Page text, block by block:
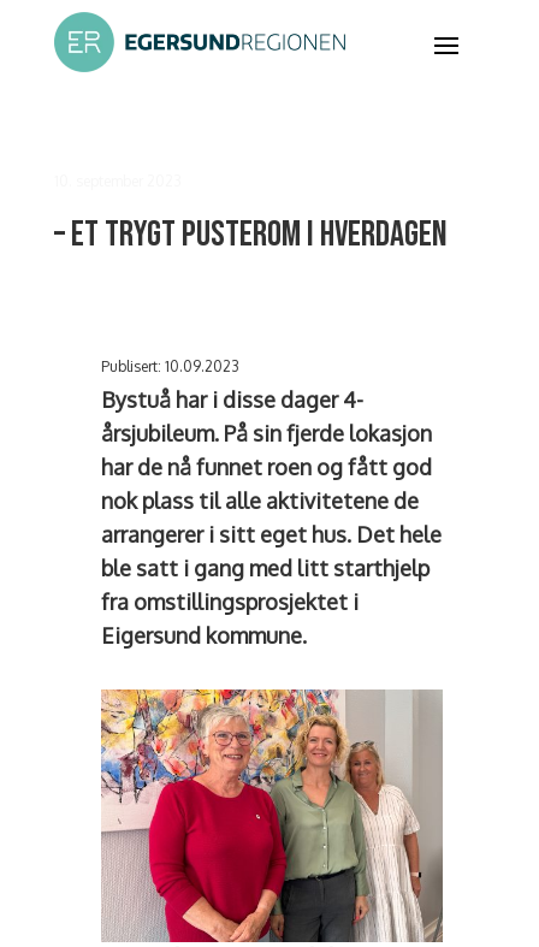
– Et trygt pusterom i hverdagen
Publisert: 10.09.2023
Bystuå har i disse dager 4-
årsjubileum. På sin fjerde lokasjon
har de nå funnet roen og fått god
nok plass til alle aktivitetene de
arrangerer i sitt eget hus. Det hele
ble satt i gang med litt starthjelp
fra omstillingsprosjektet i
Eigersund kommune.